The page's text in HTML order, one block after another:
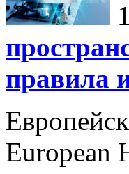
правила
European